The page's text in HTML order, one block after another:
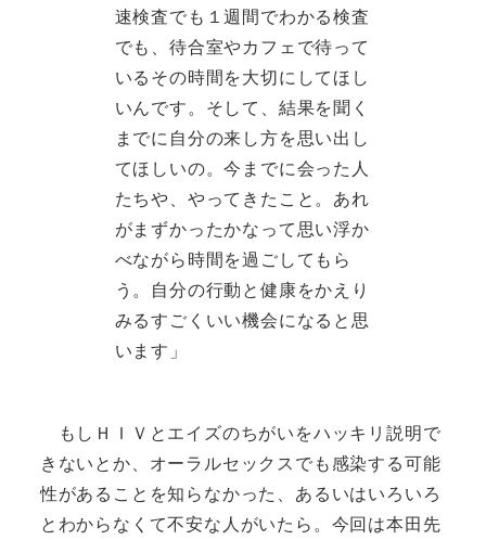
速検査でも１週間でわかる検査
でも、待合室やカフェで待って
いるその時間を大切にしてほし
いんです。そして、結果を聞く
までに自分の来し方を思い出し
てほしいの。今までに会った人
たちや、やってきたこと。あれ
がまずかったかなって思い浮か
べながら時間を過ごしてもら
う。自分の行動と健康をかえり
みるすごくいい機会になると思
います」
もしＨＩＶとエイズのちがいをハッキリ説明で
きないとか、オーラルセックスでも感染する可能
性があることを知らなかった、あるいはいろいろ
とわからなくて不安な人がいたら。今回は本田先